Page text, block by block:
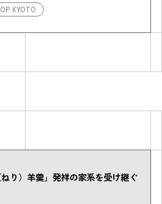
KYOTO
り）羊羹」発祥の家系を受け継ぐ